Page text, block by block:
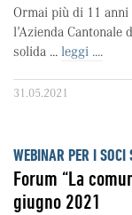
Ormai più di 11 anni
l’Azienda
solida ... leggi ....
31.05.2021
WEBINAR PER I SOCI
Forum “La
giugno 2021